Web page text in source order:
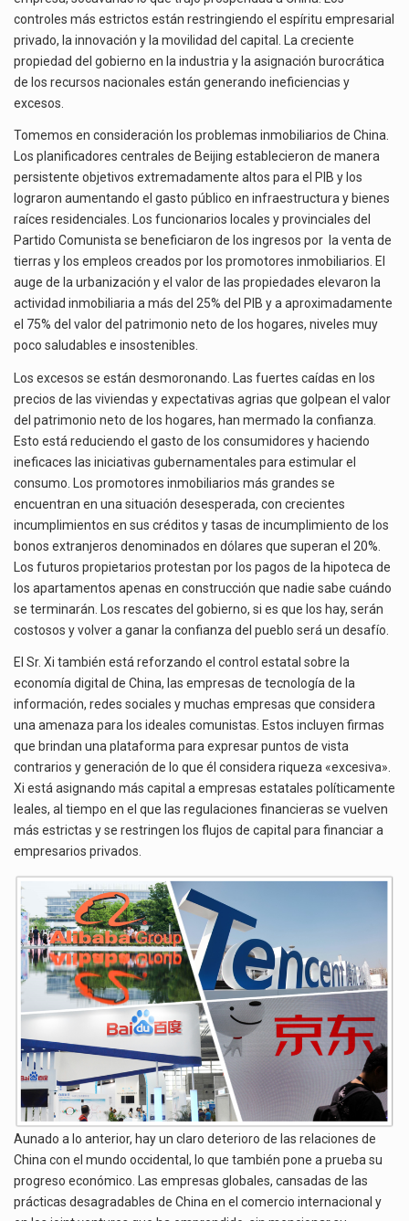
controles más estrictos están restringiendo el espíritu empresarial
privado, la innovación y la movilidad del capital. La creciente
propiedad del gobierno en la industria y la asignación burocrática
de los recursos nacionales están generando ineficiencias y
excesos.
Tomemos en consideración los problemas inmobiliarios de China.
Los planificadores centrales de Beijing establecieron de manera
persistente objetivos extremadamente altos para el PIB y los
lograron aumentando el gasto público en infraestructura y bienes
raíces residenciales. Los funcionarios locales y provinciales del
Partido Comunista se beneficiaron de los ingresos por la venta de
tierras y los empleos creados por los promotores inmobiliarios. El
auge de la urbanización y el valor de las propiedades elevaron la
actividad inmobiliaria a más del 25% del PIB y a aproximadamente
el 75% del valor del patrimonio neto de los hogares, niveles muy
poco saludables e insostenibles.
Los excesos se están desmoronando. Las fuertes caídas en los
precios de las viviendas y expectativas agrias que golpean el valor
del patrimonio neto de los hogares, han mermado la confianza.
Esto está reduciendo el gasto de los consumidores y haciendo
ineficaces las iniciativas gubernamentales para estimular el
consumo. Los promotores inmobiliarios más grandes se
encuentran en una situación desesperada, con crecientes
incumplimientos en sus créditos y tasas de incumplimiento de los
bonos extranjeros denominados en dólares que superan el 20%.
Los futuros propietarios protestan por los pagos de la hipoteca de
los apartamentos apenas en construcción que nadie sabe cuándo
se terminarán. Los rescates del gobierno, si es que los hay, serán
costosos y volver a ganar la confianza del pueblo será un desafío.
El Sr. Xi también está reforzando el control estatal sobre la
economía digital de China, las empresas de tecnología de la
información, redes sociales y muchas empresas que considera
una amenaza para los ideales comunistas. Estos incluyen firmas
que brindan una plataforma para expresar puntos de vista
contrarios y generación de lo que él considera riqueza «excesiva».
Xi está asignando más capital a empresas estatales políticamente
leales, al tiempo en el que las regulaciones financieras se vuelven
más estrictas y se restringen los flujos de capital para financiar a
empresarios privados.
Aunado a lo anterior, hay un claro deterioro de las relaciones de
China con el mundo occidental, lo que también pone a prueba su
progreso económico. Las empresas globales, cansadas de las
prácticas desagradables de China en el comercio internacional y